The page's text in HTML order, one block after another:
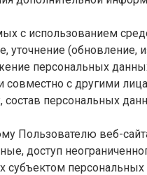
с использованием
уточнение (обновление,
персональных
совместно с другими
персональных
Пользователю веб-
доступ
субъектом